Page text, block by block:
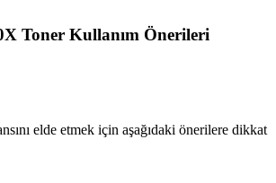
Toner Kullanım Önerileri
elde etmek için aşağıdaki önerilere dikkat